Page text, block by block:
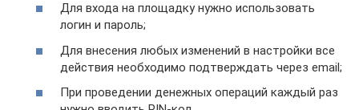
Для входа на площадку нужно использовать
логин и пароль;
Для внесения любых изменений в настройки все
действия необходимо подтверждать через email;
При проведении денежных операций каждый раз